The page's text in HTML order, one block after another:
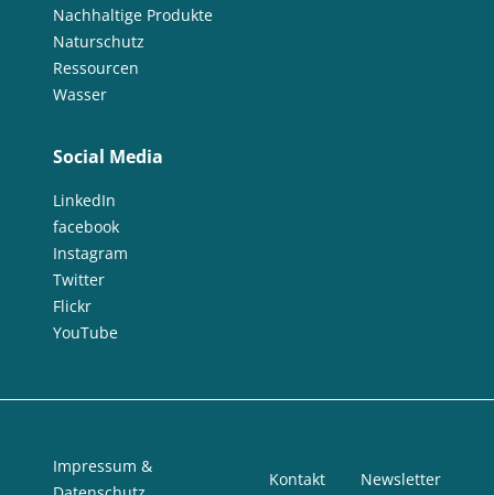
Nachhaltige Produkte
Naturschutz
Ressourcen
Wasser
Social Media
LinkedIn
facebook
Instagram
Twitter
Flickr
YouTube
Impressum &
Kontakt Newsletter